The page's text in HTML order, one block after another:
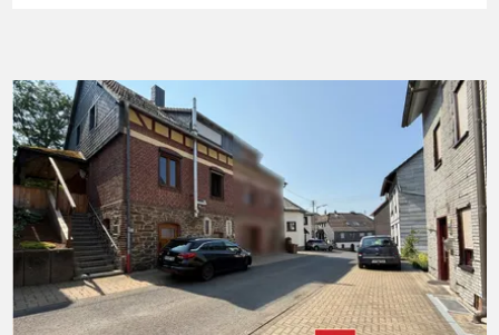
Bodentiefe, dreifach verglaste Fensterfronten Fußbodenheizung
Modern gefliestes Badezimmer mit großem Handtuchheizkörper
Beheizung über eine […]